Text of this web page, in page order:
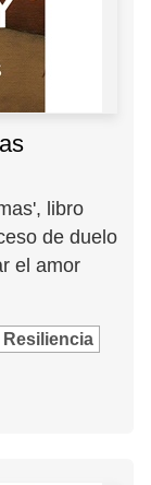
libro
de duelo
el amor
Resiliencia